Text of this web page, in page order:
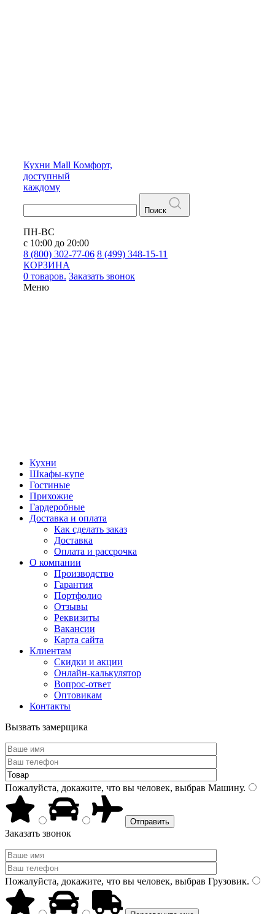
Кухни Mall Комфорт,
доступный
каждому
Поиск
ПН-ВС
с 10:00 до 20:00
8 (800) 302-77-06 8 (499) 348-15-11
КОРЗИНА
0 товаров. Заказать звонок
Меню
Кухни
Шкафы-купе
Гостиные
Прихожие
Гардеробные
Доставка и оплата
Как сделать заказ
Доставка
Оплата и рассрочка
О компании
Производство
Гарантия
Портфолио
Отзывы
Реквизиты
Вакансии
Карта сайта
Клиентам
Скидки и акции
Онлайн-калькулятор
Вопрос-ответ
Оптовикам
Контакты
Вызвать замерщика
Пожалуйста, докажите, что вы человек, выбрав Машину.
Заказать звонок
Пожалуйста, докажите, что вы человек, выбрав Грузовик.